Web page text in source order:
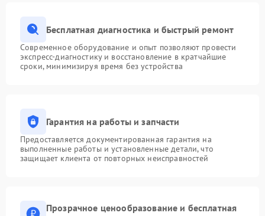
Бесплатная диагностика и быстрый ремонт
Современное оборудование и опыт позволяют провести
экспресс-диагностику и восстановление в кратчайшие
сроки, минимизируя время без устройства
Гарантия на работы и запчасти
Предоставляется документированная гарантия на
выполненные работы и установленные детали, что
защищает клиента от повторных неисправностей
Прозрачное ценообразование и бесплатная